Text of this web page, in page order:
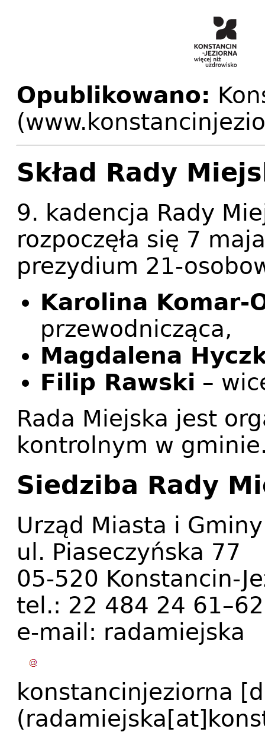
Opublikowano:
Skład Rady
9. kadencja Rady
rozpoczęła się 7
prezydium 21-
Karolina Komar-
przewodnicząca,
Magdalena
Filip Rawski –
Rada Miejska jest
kontrolnym w
Siedziba Rady
Urząd Miasta i
ul. Piaseczyńska 77
05-520 Konstancin-
tel.: 22 484 24 61–62
e-mail: radamiejska
konstancinjeziorna